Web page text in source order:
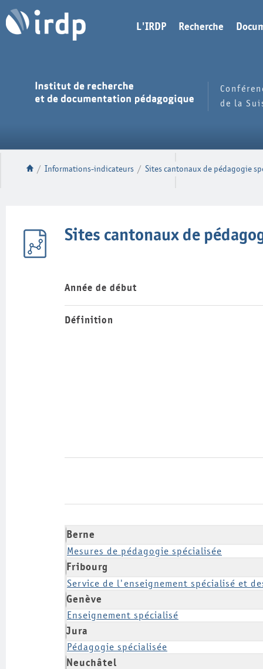
L'IRDP Recherche
de la
/ Informations-indicateurs / Sites cantonaux de pédagogie
Sites cantonaux de
Année de début
Définition
Berne
Mesures de pédagogie spécialisée
Fribourg
Service de l'enseignement spécialisé et
Genève
Enseignement spécialisé
Jura
Pédagogie spécialisée
Neuchâtel